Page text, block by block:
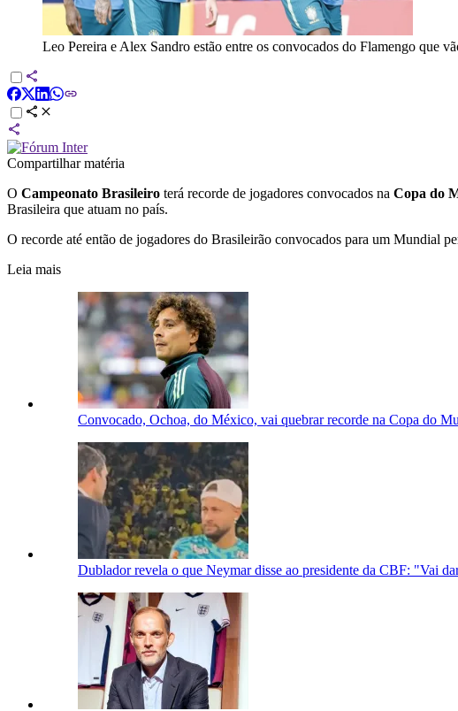
Leo Pereira e Alex Sandro estão entre os convocados do Flamengo que
Compartilhar matéria
O Campeonato Brasileiro terá recorde de jogadores convocados na Copa do
Brasileira que atuam no país.
O recorde até então de jogadores do Brasileirão convocados para um Mundial
Leia mais
Convocado, Ochoa, do México, vai quebrar recorde na Copa do
Dublador revela o que Neymar disse ao presidente da CBF: "Vai